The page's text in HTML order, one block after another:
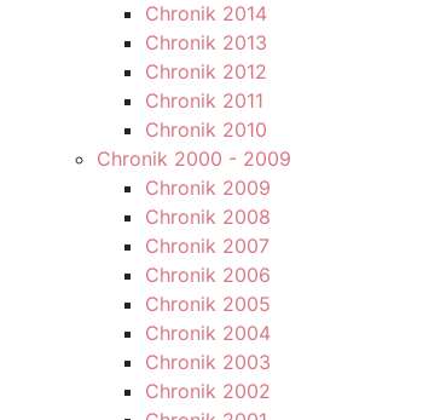
Chronik 2014
Chronik 2013
Chronik 2012
Chronik 2011
Chronik 2010
Chronik 2000 - 2009
Chronik 2009
Chronik 2008
Chronik 2007
Chronik 2006
Chronik 2005
Chronik 2004
Chronik 2003
Chronik 2002